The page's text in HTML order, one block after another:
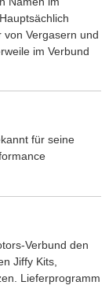
von Vergasern und
im Verbund
für seine
Verbund den
Jiffy Kits,
Lieferprogramm